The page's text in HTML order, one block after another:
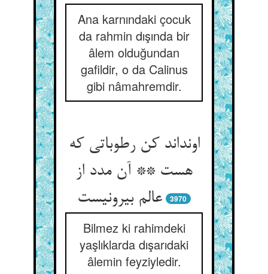
Ana karnındaki çocuk
da rahmin dışında bir
âlem olduğundan
gafildir, o da Calinus
gibi nâmahremdir.
اونداند کن رطوباتی که
هست ** آن مدد از
عالم بیرونیست
3970
Bilmez ki rahimdeki
yaşlıklarda dışarıdaki
âlemin feyziyledir.